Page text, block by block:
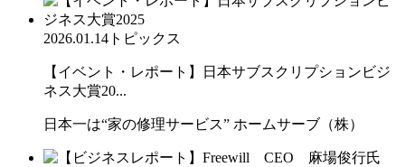
2026.01.14 トピックス
【イベント・レポート】日本サブスクリプションビジ
ネス大賞20...
日本一は“家の修理サービス” ホームサーブ（株）